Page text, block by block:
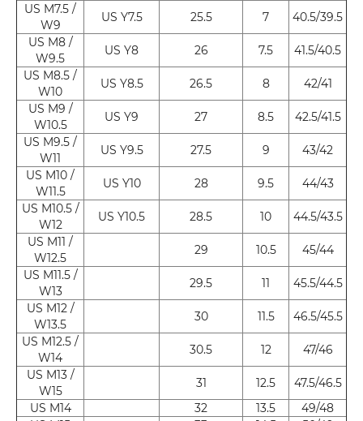
US M7.5 /
W9
US Y7.5 25.5 7
40.5/39.5
US M8 /
W9.5
US Y8 26 7.5
41.5/40.5
US M8.5 /
W10
US Y8.5 26.5 8
42/41
US M9 /
W10.5
US Y9 27 8.5
42.5/41.5
US M9.5 /
W11
US Y9.5 27.5 9
43/42
US M10 /
W11.5
US Y10 28 9.5
44/43
US M10.5 /
W12
US Y10.5 28.5 10
44.5/43.5
US M11 /
W12.5
29 10.5
45/44
US M11.5 /
W13
29.5 11
45.5/44.5
US M12 /
W13.5
30 11.5
46.5/45.5
US M12.5 /
W14
30.5 12
47/46
US M13 /
W15
31 12.5
47.5/46.5
US M14
32 13.5
49/48